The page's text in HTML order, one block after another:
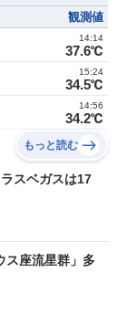
観測値
37.6℃
14:14
34.5℃
15:24
34.2℃
14:56
もっと読む
スベガスは17
ス座流星群」多